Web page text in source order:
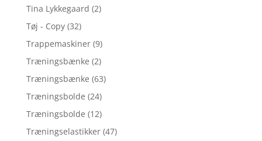
Tina Lykkegaard (2)
Tøj - Copy (32)
Trappemaskiner (9)
Træningsbænke (2)
Træningsbænke (63)
Træningsbolde (24)
Træningsbolde (12)
Træningselastikker (47)